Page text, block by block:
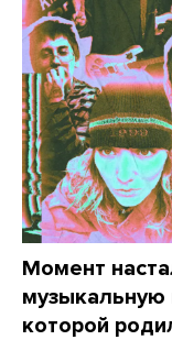
Момент
музыкальную
которой